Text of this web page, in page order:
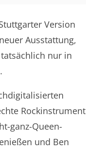
Version
Ausstattung,
nur in
Rockinstrument
ganz-Queen-
und Ben